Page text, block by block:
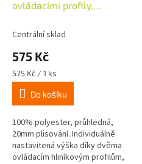
ovládacími profily,
Centrální sklad
575 Kč
Měrná
cena:
575 Kč / 1 ks
Do košíku
100% polyester, průhledná,
20mm plisování. Individuálně
nastavitená výška díky dvěma
ovládacím hliníkovým profilům,